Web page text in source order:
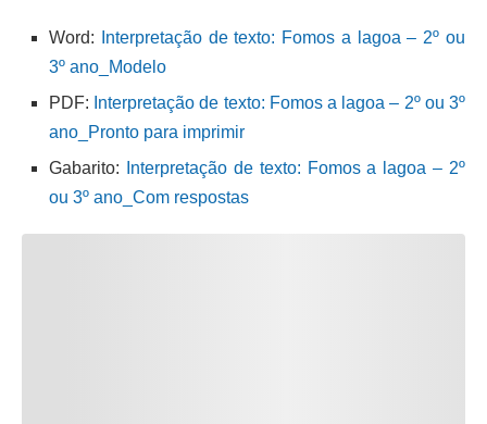
Word:
Interpretação de texto: Fomos a lagoa – 2º ou
3º ano_Modelo
PDF: Interpretação de texto: Fomos a lagoa – 2º ou 3º
ano_Pronto para imprimir
Gabarito:
Interpretação de texto: Fomos a lagoa – 2º
ou 3º ano_Com respostas